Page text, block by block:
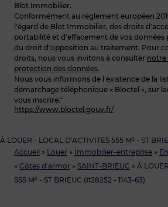
Accueil » Louer » Immobilier-entreprise »
» Côtes d'armor » SAINT-BRIEUC » À
555 M² - ST BRIEUC (#28252 - 1143-63)
À LOUER - LOCAL D'ACTIVITES 555 M² - ST
Blot Immobilier.
Conformément au règlement européen
l’égard de Blot Immobilier, des droits
portabilité et d’effacement de vos données
du droit d’opposition au traitement. Pour
droits, nous vous invitons à consulter notre
protection des données.
Nous vous informons de l’existence de la
démarchage téléphonique « Bloctel », sur
vous inscrire.“
https://www.bloctel.gouv.fr/